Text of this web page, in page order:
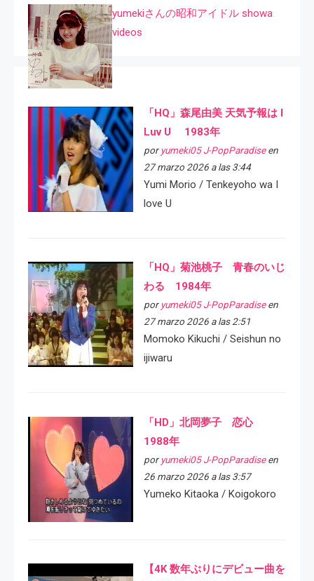
yumekiさんの昭和アイドル showa
videos
「HQ」森尾由美 天気予報は I
Luv U 1983年
por yumeki05 J-PopParadiseen
27 marzo 2026 a las 3:44
Yumi Morio / Tenkeyoho wa I
love U
「HQ」菊池桃子 青春のいじ
わる 1984年
por yumeki05 J-PopParadiseen
27 marzo 2026 a las 2:51
Momoko Kikuchi / Seishun no
ijiwaru
「HD」北岡夢子 恋心
1988年
por yumeki05 J-PopParadiseen
26 marzo 2026 a las 3:57
Yumeko Kitaoka / Koigokoro
【4K 数年ぶりにデビュー曲を